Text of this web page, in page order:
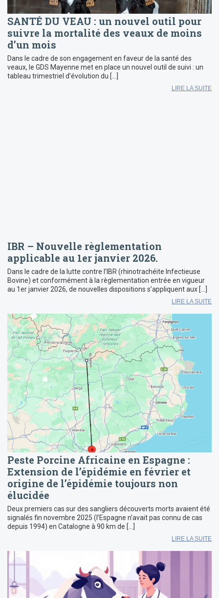
SANTÉ DU VEAU : un nouvel outil pour
suivre la mortalité des veaux de moins
d’un mois
Dans le cadre de son engagement en faveur de la santé des
veaux, le GDS Mayenne met en place un nouvel outil de suivi : un
tableau trimestriel d’évolution du […]
LIRE LA SUITE
IBR – Nouvelle règlementation
applicable au 1er janvier 2026.
Dans le cadre de la lutte contre l’IBR (rhinotrachéite Infectieuse
Bovine) et conformément à la règlementation entrée en vigueur
au 1er janvier 2026, de nouvelles dispositions s’appliquent aux […]
LIRE LA SUITE
Peste Porcine Africaine en Espagne :
Extension de l’épidémie en février et
origine de l’épidémie toujours non
élucidée
Deux premiers cas sur des sangliers découverts morts avaient été
signalés fin novembre 2025 (l’Espagne n’avait pas connu de cas
depuis 1994) en Catalogne à 90 km de […]
LIRE LA SUITE